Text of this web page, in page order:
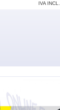
IVA INCL.